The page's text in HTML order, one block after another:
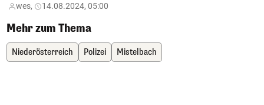
wes, 14.08.2024, 05:00
Mehr zum Thema
Niederösterreich Polizei Mistelbach